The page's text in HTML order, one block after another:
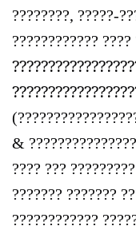
????????, ?????-
????????????
(????
& ????????
???? ???
??????? ???????
????????????